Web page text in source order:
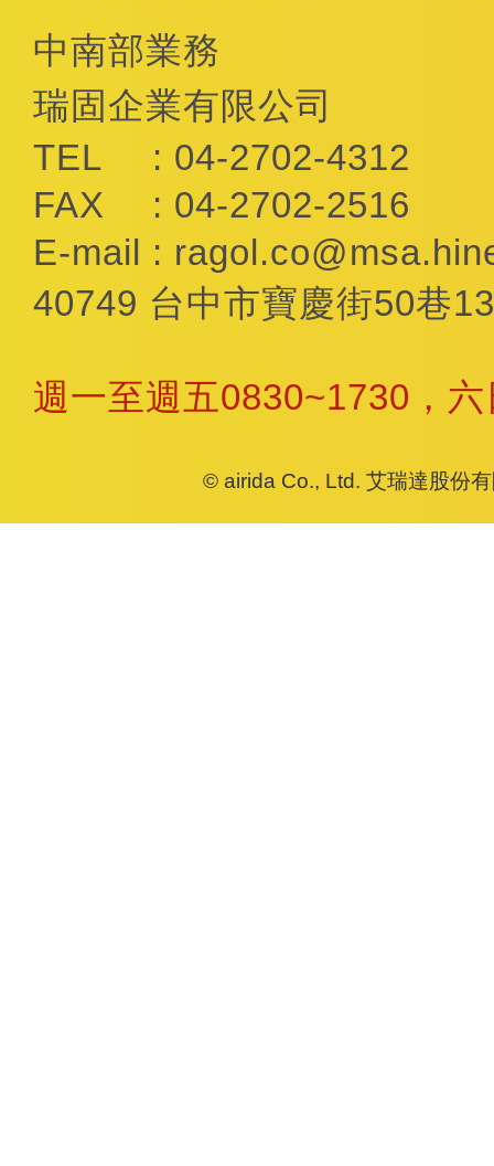
中南部業務
瑞固企業有限公司
TEL
: 04-2702-4312
FAX
: 04-2702-2516
E-mail :
40749 台中市寶慶街50巷
週一至週五0830~1730，
© airida Co., Ltd. 艾瑞達股份